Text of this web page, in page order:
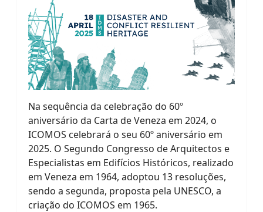
Na sequência da celebração do 60º
aniversário da Carta de Veneza em 2024, o
ICOMOS celebrará o seu 60º aniversário em
2025. O Segundo Congresso de Arquitectos e
Especialistas em Edifícios Históricos, realizado
em Veneza em 1964, adoptou 13 resoluções,
sendo a segunda, proposta pela UNESCO, a
criação do ICOMOS em 1965.